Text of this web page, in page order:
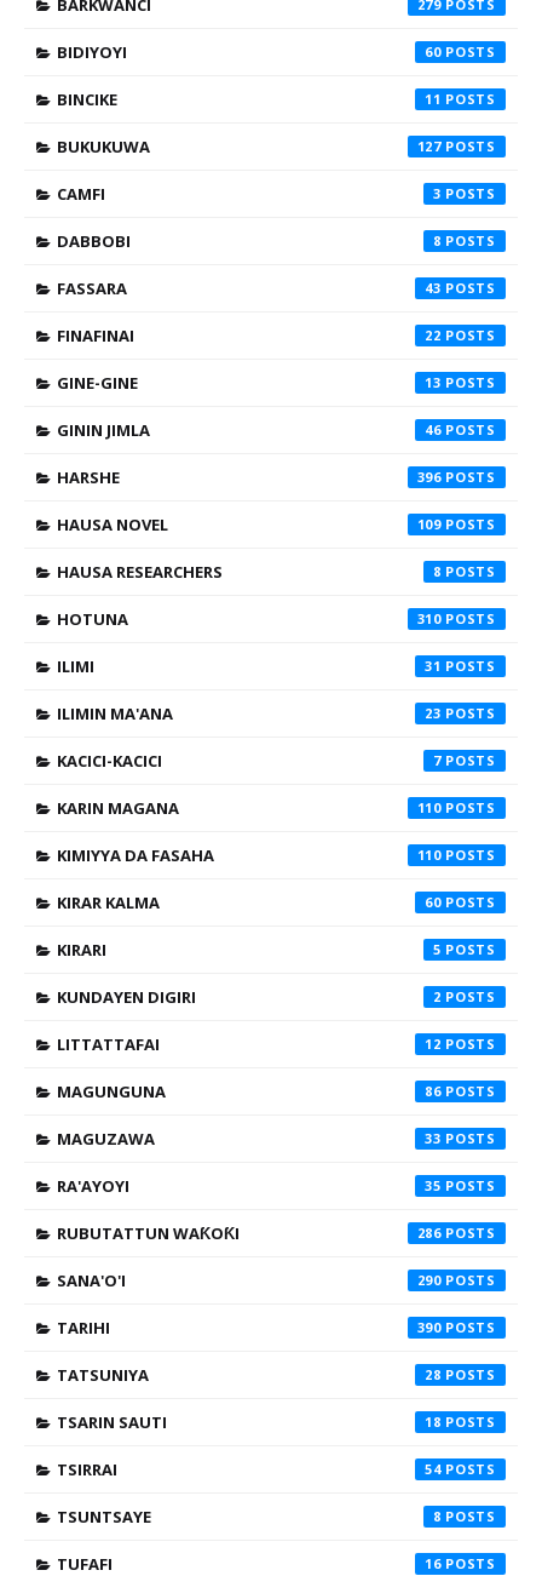
BARKWANCI 279
BIDIYOYI 60
BINCIKE 11
BUKUKUWA 127
CAMFI 3
DABBOBI 8
FASSARA 43
FINAFINAI 22
GINE-GINE 13
GININ JIMLA 46
HARSHE 396
HAUSA NOVEL 109
HAUSA RESEARCHERS 8
HOTUNA 310
ILIMI 31
ILIMIN MA'ANA 23
KACICI-KACICI 7
KARIN MAGANA 110
KIMIYYA DA FASAHA 110
KIRAR KALMA 60
KIRARI 5
KUNDAYEN DIGIRI 2
LITTATTAFAI 12
MAGUNGUNA 86
MAGUZAWA 33
RA'AYOYI 35
RUBUTATTUN WAƘOƘI 286
SANA'O'I 290
TARIHI 390
TATSUNIYA 28
TSARIN SAUTI 18
TSIRRAI 54
TSUNTSAYE 8
TUFAFI 16